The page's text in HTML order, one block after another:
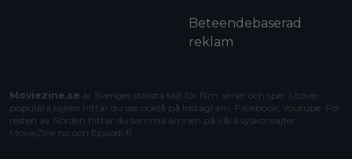
Beteendebaserad
reklam
Moviezine.se är Sveriges största sajt för film, serier och spel. Utöver
populära sajten hittar du oss också på Instagram, Facebook, Youtube. För
resten av Norden hittar du samma ämnen på våra syskonsajter
MovieZine.no och Episodi.fi